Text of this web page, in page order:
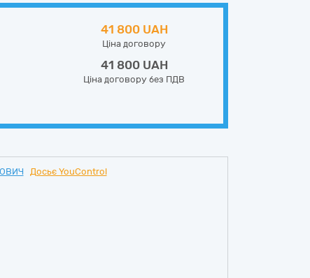
41 800 UAH
Ціна договору
41 800 UAH
Ціна договору без ПДВ
Досьє YouControl